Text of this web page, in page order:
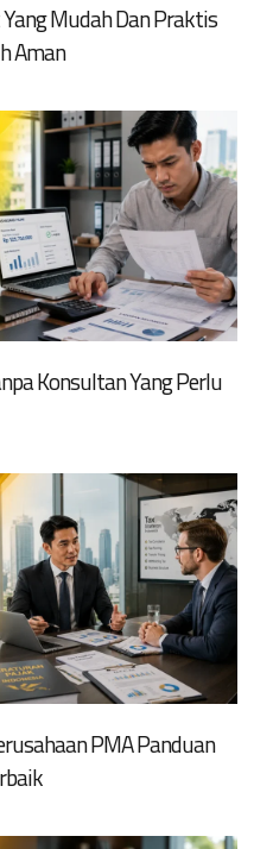
Mudah Dan Praktis
Aman
Konsultan Yang Perlu
PMA Panduan